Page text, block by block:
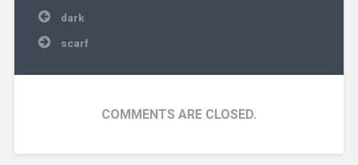
Beitragsnavigation
dark
scarf
COMMENTS ARE CLOSED.